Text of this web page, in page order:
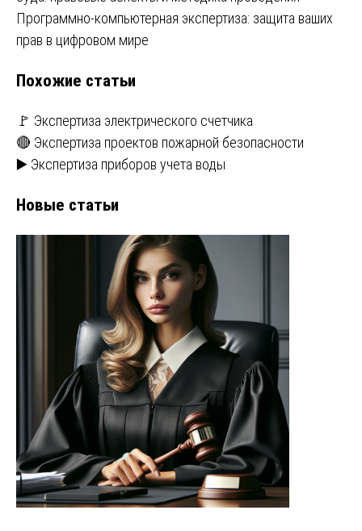
по
записям
Программно-компьютерная экспертиза: защита ваших
прав в цифровом мире
Похожие статьи
🚩 Экспертиза электрического счетчика
🔴 Экспертиза проектов пожарной безопасности
▶️ Экспертиза приборов учета воды
Новые статьи